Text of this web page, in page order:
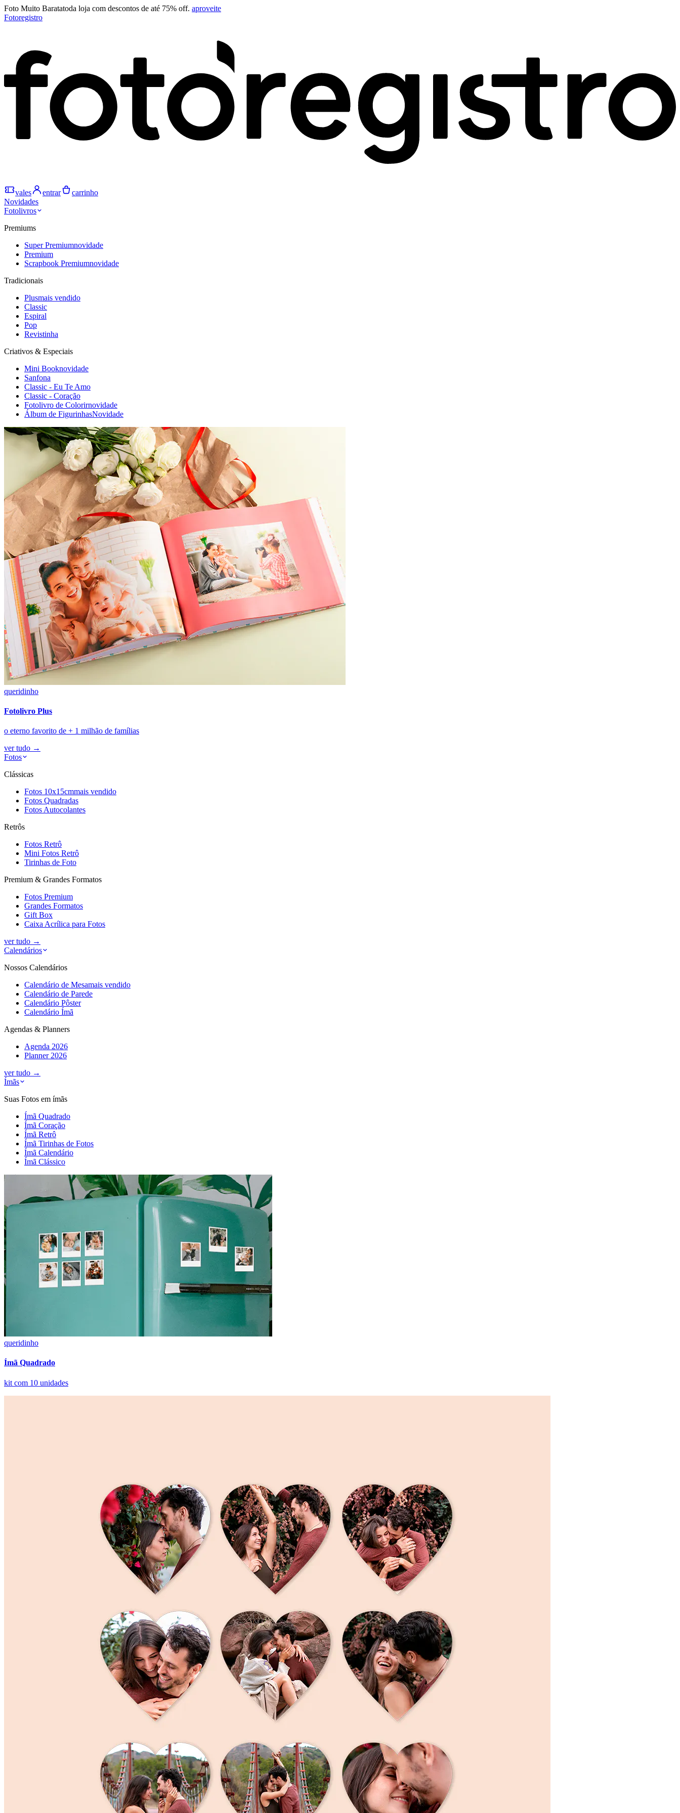
Foto Muito Baratatoda loja com descontos de até 75% off. aproveite
Fotoregistro
vales entrar
carrinho
Novidades
Fotolivros
Premiums
Super Premiumnovidade
Premium
Scrapbook Premiumnovidade
Tradicionais
Plusmais vendido
Classic
Espiral
Pop
Revistinha
Criativos & Especiais
Mini Booknovidade
Sanfona
Classic - Eu Te Amo
Classic - Coração
Fotolivro de Colorirnovidade
Álbum de FigurinhasNovidade
queridinho
Fotolivro Plus
o eterno favorito de + 1 milhão de famílias
ver tudo →
Fotos
Clássicas
Fotos 10x15cmmais vendido
Fotos Quadradas
Fotos Autocolantes
Retrôs
Fotos Retrô
Mini Fotos Retrô
Tirinhas de Foto
Premium & Grandes Formatos
Fotos Premium
Grandes Formatos
Gift Box
Caixa Acrílica para Fotos
ver tudo →
Calendários
Nossos Calendários
Calendário de Mesamais vendido
Calendário de Parede
Calendário Pôster
Calendário Ímã
Agendas & Planners
Agenda 2026
Planner 2026
ver tudo →
Ímãs
Suas Fotos em ímãs
Ímã Quadrado
Ímã Coração
Ímã Retrô
Ímã Tirinhas de Fotos
Ímã Calendário
Ímã Clássico
queridinho
Ímã Quadrado
kit com 10 unidades